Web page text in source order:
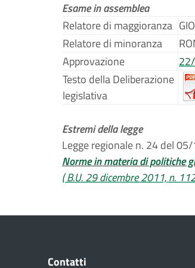
Esame in assemblea
Relatore di maggioranza
Relatore di minoranza
Approvazione
Testo della Deliberazione
legislativa
Estremi della legge
Legge regionale n. 24 del
Norme in materia di politiche
( B.U. 29 dicembre 2011, n.
Contatti